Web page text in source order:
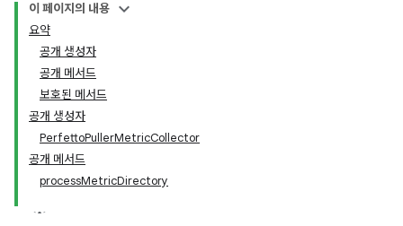
이 페이지의 내용
요약
공개 생성자
공개 메서드
보호된 메서드
공개 생성자
PerfettoPullerMetricCollector
공개 메서드
processMetricDirectory